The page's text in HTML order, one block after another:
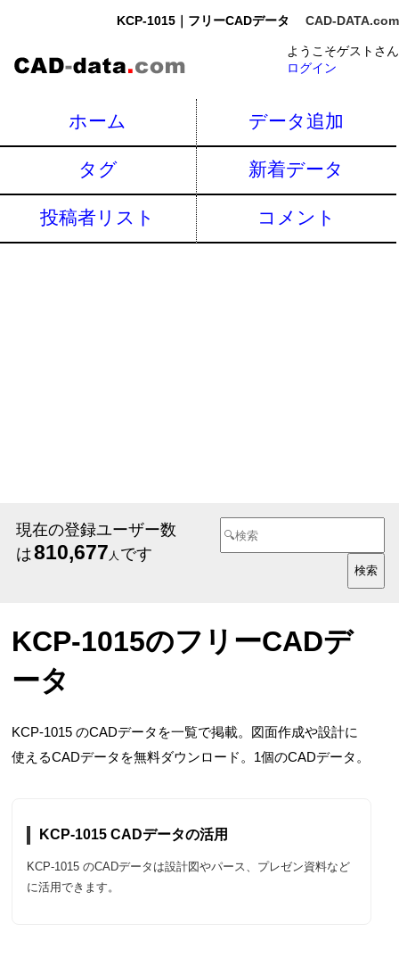
KCP-1015｜フリーCADデータ CAD-DATA.com
ようこそゲストさん
ログイン
ホーム データ追加
タグ 新着データ
投稿者リスト コメント
現在の登録ユーザー数
は810,677 人 です
KCP-1015のフリーCADデ
ータ
KCP-1015 のCADデータを一覧で掲載。図面作成や設計に
使えるCADデータを無料ダウンロード。1個のCADデータ。
KCP-1015 CADデータの活用
KCP-1015 のCADデータは設計図やパース、プレゼン資料など
に活用できます。